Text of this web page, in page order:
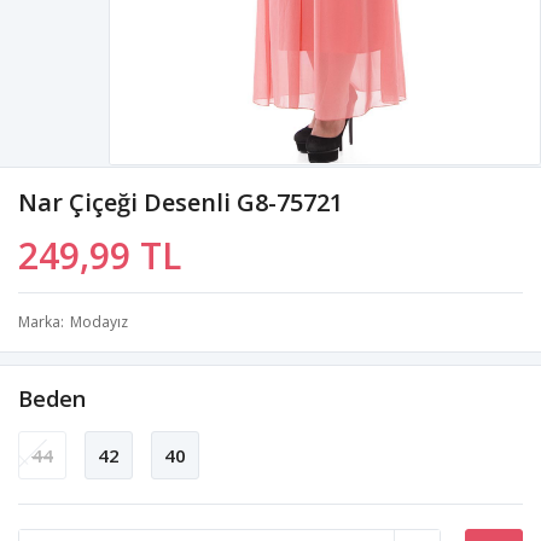
Nar Çiçeği Desenli G8-75721
249,99 TL
Marka Modayız
Beden
44 42 40